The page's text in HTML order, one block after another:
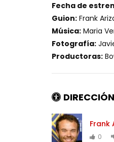
Fecha de
Guion: Frank
Música: Maria
Fotografía:
Productoras:
DIRECCIÓN
Frank
0